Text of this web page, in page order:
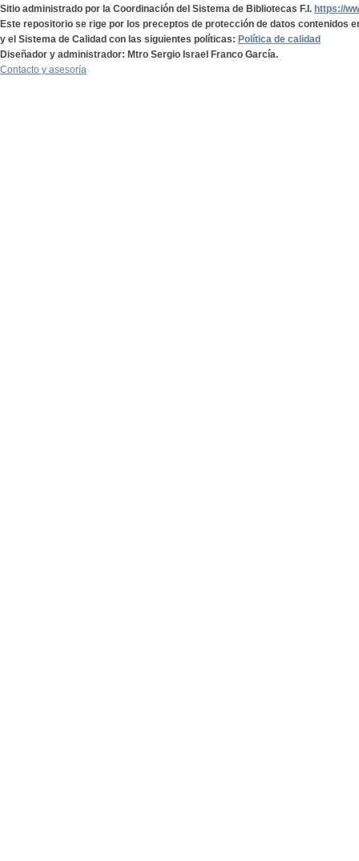
Sitio administrado por la Coordinación del Sistema de Bibliotecas F.I. https://
Este repositorio se rige por los preceptos de protección de datos contenidos
y el Sistema de Calidad con las siguientes políticas: Política de calidad
Diseñador y administrador: Mtro Sergio Israel Franco García.
Contacto y asesoría